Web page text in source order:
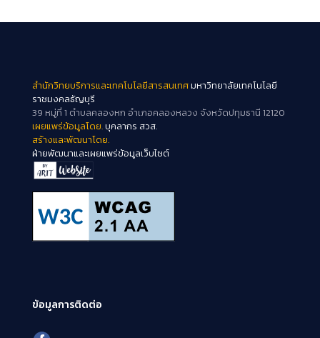
สำนักวิทยบริการและเทคโนโลยีสารสนเทศมหาวิทยาลัยเทคโนโลยี
ราชมงคลธัญบุรี
39 หมู่ที่ 1 ตำบลคลองหก อำเภอคลองหลวง จังหวัดปทุมธานี 12120
เผยแพร่ข้อมูลโดย.บุคลากร สวส.
สร้างและพัฒนาโดย.
ฝ่ายพัฒนาและเผยแพร่ข้อมูลเว็บไซต์
ข้อมูลการติดต่อ